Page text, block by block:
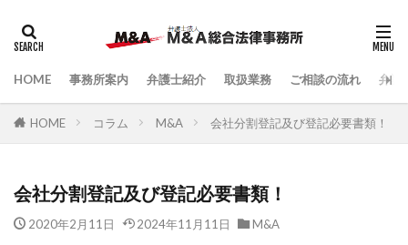
HOME 事務所案内 弁護士紹介 取扱業務 ご相談の流れ 弁護
HOME コラム M&A 会社分割登記及び登記必要書類！
会社分割登記及び登記必要書類！
2020年2月11日 2024年11月11日 M&A